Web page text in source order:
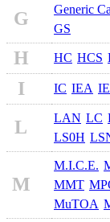
G Generic
GS
H HC HCS
I IC IEA
L LAN LC
LS0H
M
M.I.C.E.
MMT
MuTOA